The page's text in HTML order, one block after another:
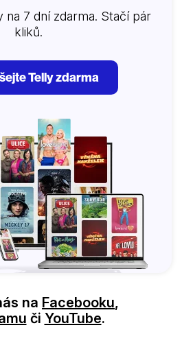
na 7 dní zdarma. Stačí pár
kliků.
Telly zdarma
na Facebooku,
či YouTube.